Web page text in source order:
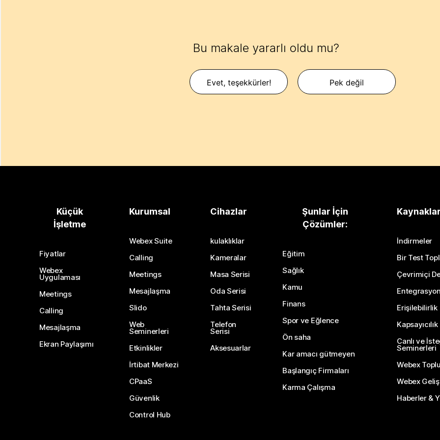
Bu makale yararlı oldu mu?
Evet, teşekkürler! Pek değil
Küçük
İşletme
Fiyatlar
Webex
Uygulaması
Meetings
Calling
Mesajlaşma
Ekran Paylaşımı
Kurumsal
Webex Suite
Calling
Meetings
Mesajlaşma
Slido
Web
Seminerleri
Etkinlikler
İrtibat Merkezi
CPaaS
Güvenlik
Control Hub
Cihazlar
kulaklıklar
Kameralar
Masa Serisi
Oda Serisi
Tahta Serisi
Telefon
Serisi
Aksesuarlar
Şunlar İçin
Çözümler:
Eğitim
Sağlık
Kamu
Finans
Spor ve Eğlence
Ön saha
Kar amacı gütmeyen
Başlangıç Firmaları
Karma Çalışma
Kaynaklar
İndirmeler
Bir Test
Çevrimiçi
Entegrasyon
Erişilebilirlik
Kapsayıcılık
Canlı ve
Seminerleri
Webex
Webex
Haberler &